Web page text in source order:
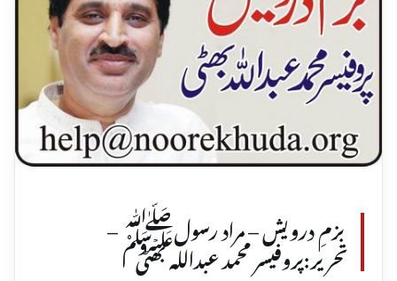
بزمِ درویش – مراد رسولﷺ –
تحریر:پروفیسر محمد عبداللہ بھٹی